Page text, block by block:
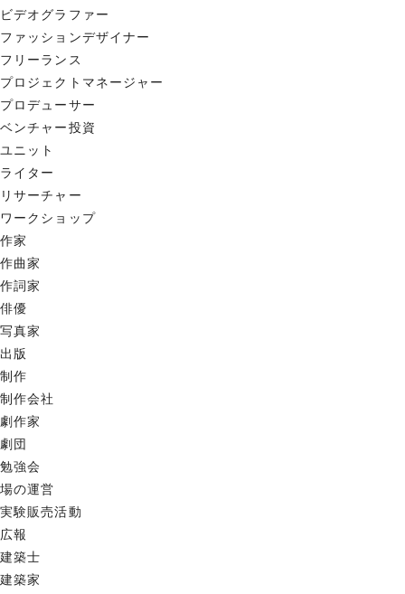
ビデオグラファー
ファッションデザイナー
フリーランス
プロジェクトマネージャー
プロデューサー
ベンチャー投資
ユニット
ライター
リサーチャー
ワークショップ
作家
作曲家
作詞家
俳優
写真家
出版
制作
制作会社
劇作家
劇団
勉強会
場の運営
実験販売活動
広報
建築士
建築家